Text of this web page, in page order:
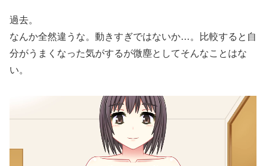
過去。
なんか全然違うな。動きすぎではないか…。比較すると自
分がうまくなった気がするが微塵としてそんなことはな
い。